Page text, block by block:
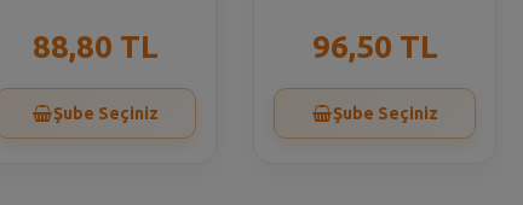
88,80 TL
Şube Seçiniz
96,50 TL
Şube Seçiniz